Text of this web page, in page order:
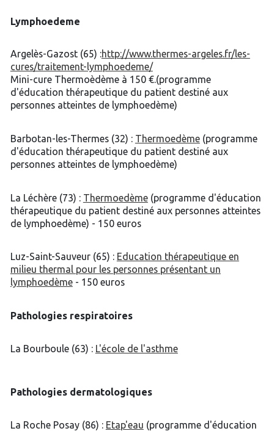
Lymphoedeme
Argelès-Gazost (65) :http://www.thermes-argeles.fr/les-
cures/traitement-lymphoedeme/
Mini-cure Thermoèdème à 150 €.(programme
d'éducation thérapeutique du patient destiné aux
personnes atteintes de lymphoedème)
Barbotan-les-Thermes (32) : Thermoedème(programme
d'éducation thérapeutique du patient destiné aux
personnes atteintes de lymphoedème)
La Léchère (73) : Thermoedème(programme d'éducation
thérapeutique du patient destiné aux personnes atteintes
de lymphoedème) - 150 euros
Luz-Saint-Sauveur (65) : Education thérapeutique en
milieu thermal pour les personnes présentant un
lymphoedème- 150 euros
Pathologies respiratoires
La Bourboule (63) : L'école de l'asthme
Pathologies dermatologiques
La Roche Posay (86) : Etap'eau (programme d'éducation